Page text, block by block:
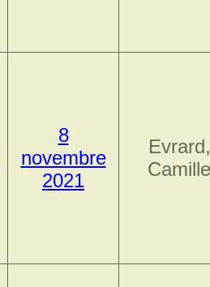
8
novembre
2021
Evrard,
Camille